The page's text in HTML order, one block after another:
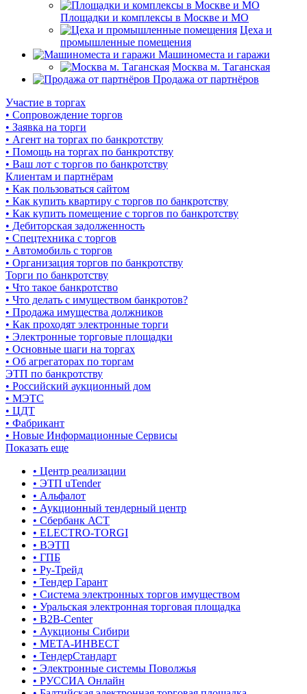
Площадки и комплексы в Москве и МО
Цеха и
промышленные помещения
Машиноместа и гаражи
Москва м. Таганская
Продажа от партнёров
Участие в торгах
• Сопровождение торгов
• Заявка на торги
• Агент на торгах по банкротству
• Помощь на торгах по банкротству
• Ваш лот с торгов по банкротству
Клиентам и партнёрам
• Как пользоваться сайтом
• Как купить квартиру с торгов по банкротству
• Как купить помещение с торгов по банкротству
• Дебиторская задолженность
• Спецтехника с торгов
• Автомобиль с торгов
• Организация торгов по банкротству
Торги по банкротству
• Что такое банкротство
• Что делать с имуществом банкротов?
• Продажа имущества должников
• Как проходят электронные торги
• Электронные торговые площадки
• Основные шаги на торгах
• Об агрегаторах по торгам
ЭТП по банкротству
• Российский аукционный дом
• МЭТС
• ЦДТ
• Фабрикант
• Новые Информационные Сервисы
Показать еще
• Центр реализации
• ЭТП uTender
• Альфалот
• Аукционный тендерный центр
• Сбербанк АСТ
• ELECTRO-TORGI
• ВЭТП
• ГПБ
• Ру-Трейд
• Тендер Гарант
• Система электронных торгов имуществом
• Уральская электронная торговая площадка
• B2B-Center
• Аукционы Сибири
• МЕТА-ИНВЕСТ
• ТендерСтандарт
• Электронные системы Поволжья
• РУССИА Онлайн